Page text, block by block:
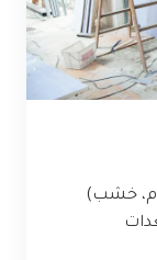
خشب)